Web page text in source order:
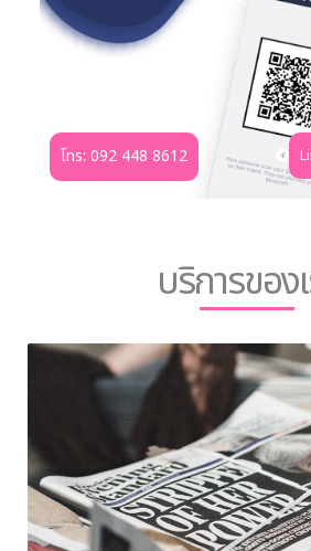
โทร: 092 448 8612
บริการของ